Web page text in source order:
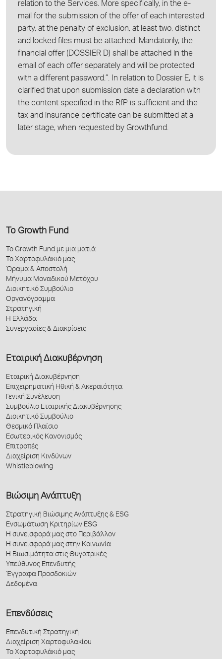
relation to the Services. More specifically, in the e-
mail for the submission of the offer of each interested
party, at the penalty of exclusion, at least two, distinct
and locked files must be attached. Mandatorily, the
financial offer (DOSSIER D) shall be attached in the
email of each offer separately and will be protected
with a different password.”. In relation to Dossier E, it is
clarified that upon submission date a declaration with
the content specified in the RfP is sufficient and the
tax and insurance certificate can be submitted at a
later stage, when requested by Growthfund.
Το Growth Fund
Το Growth Fund με μια ματιά
Το Χαρτοφυλάκιό μας
Όραμα & Αποστολή
Μήνυμα Μοναδικού Μετόχου
Διοικητικό Συμβούλιο
Οργανόγραμμα
Στρατηγική
Η Ελλάδα
Συνεργασίες & Διακρίσεις
Εταιρική Διακυβέρνηση
Εταιρική Διακυβέρνηση
Επιχειρηματική Ηθική & Ακεραιότητα
Γενική Συνέλευση
Συμβούλιο Εταιρικής Διακυβέρνησης
Διοικητικό Συμβούλιο
Θεσμικό Πλαίσιο
Εσωτερικός Κανονισμός
Επιτροπές
Διαχείριση Κινδύνων
Whistleblowing
Βιώσιμη Ανάπτυξη
Στρατηγική Βιώσιμης Ανάπτυξης & ESG
Ενσωμάτωση Κριτηρίων ESG
Η συνεισφορά μας στο Περιβάλλον
Η συνεισφορά μας στην Κοινωνία
Η Βιωσιμότητα στις Θυγατρικές
Υπεύθυνος Επενδυτής
Έγγραφα Προσδοκιών
Δεδομένα
Επενδύσεις
Επενδυτική Στρατηγική
Διαχείριση Χαρτοφυλακίου
Το Χαρτοφυλάκιό μας